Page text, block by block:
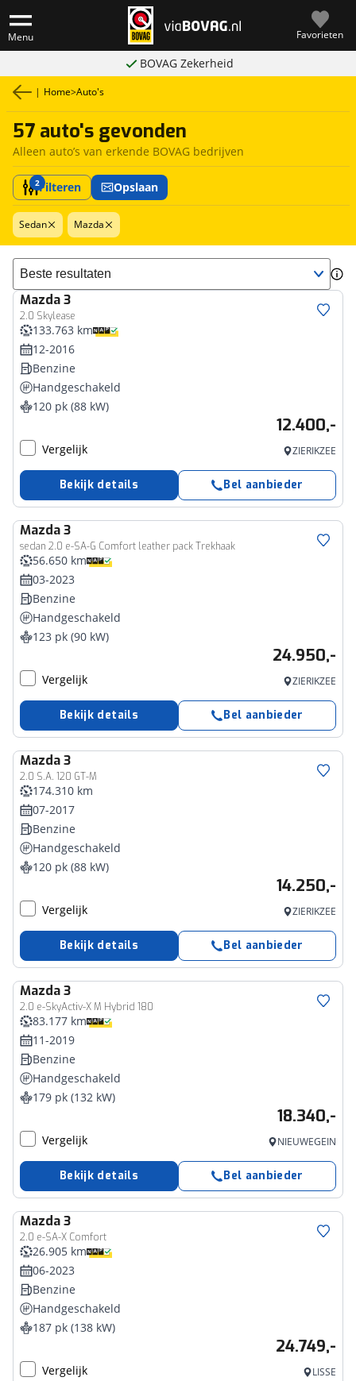
Menu Favorieten
BOVAG Zekerheid
| Home>Auto's
57 auto's gevonden
Alleen auto’s van erkende BOVAG bedrijven
2Filteren Opslaan
Sedan Mazda
Sorteer resultaten
Mazda3
2.0 Skylease
133.763 km
12-2016
Benzine
Handgeschakeld
120 pk (88 kW)
12.400,-
Vergelijk ZIERIKZEE
Bekijk details Bel aanbieder
Mazda3
sedan 2.0 e-SA-G Comfort leather pack Trekhaak
56.650 km
03-2023
Benzine
Handgeschakeld
123 pk (90 kW)
24.950,-
Vergelijk ZIERIKZEE
Bekijk details Bel aanbieder
Mazda3
2.0 S.A. 120 GT-M
174.310 km
07-2017
Benzine
Handgeschakeld
120 pk (88 kW)
14.250,-
Vergelijk ZIERIKZEE
Bekijk details Bel aanbieder
Mazda3
2.0 e-SkyActiv-X M Hybrid 180
83.177 km
11-2019
Benzine
Handgeschakeld
179 pk (132 kW)
18.340,-
Vergelijk NIEUWEGEIN
Bekijk details Bel aanbieder
Mazda3
2.0 e-SA-X Comfort
26.905 km
06-2023
Benzine
Handgeschakeld
187 pk (138 kW)
24.749,-
Vergelijk LISSE